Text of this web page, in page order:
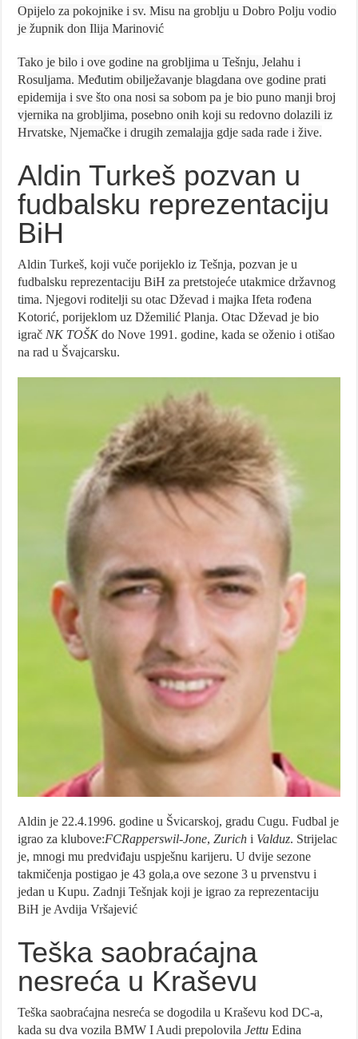
Opijelo za pokojnike i sv. Misu na groblju u Dobro Polju vodio
je župnik don Ilija Marinović
Tako je bilo i ove godine na grobljima u Tešnju, Jelahu i
Rosuljama. Međutim obilježavanje blagdana ove godine prati
epidemija i sve što ona nosi sa sobom pa je bio puno manji broj
vjernika na grobljima, posebno onih koji su redovno dolazili iz
Hrvatske, Njemačke i drugih zemalajja gdje sada rade i žive.
Aldin Turkeš pozvan u
fudbalsku reprezentaciju
BiH
Aldin Turkeš, koji vuče porijeklo iz Tešnja, pozvan je u
fudbalsku reprezentaciju BiH za pretstojeće utakmice državnog
tima. Njegovi roditelji su otac Dževad i majka Ifeta rođena
Kotorić, porijeklom uz Džemilić Planja. Otac Dževad je bio
igrač NK TOŠKdo Nove 1991. godine, kada se oženio i otišao
na rad u Švajcarsku.
Aldin je 22.4.1996. godine u Švicarskoj, gradu Cugu. Fudbal je
igrao za klubove:FCRapperswil-Jone,Zurich i Valduz. Strijelac
je, mnogi mu predviđaju uspješnu karijeru. U dvije sezone
takmičenja postigao je 43 gola,a ove sezone 3 u prvenstvu i
jedan u Kupu. Zadnji Tešnjak koji je igrao za reprezentaciju
BiH je Avdija Vršajević
Teška saobraćajna
nesreća u Kraševu
Teška saobraćajna nesreća se dogodila u Kraševu kod DC-a,
kada su dva vozila BMW I Audi prepolovilaJettu Edina